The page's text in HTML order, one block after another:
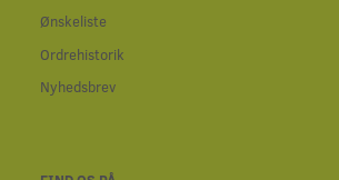
Ønskeliste
Ordrehistorik
Nyhedsbrev